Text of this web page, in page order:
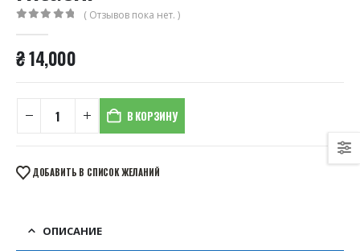
( Отзывов пока нет. )
₴14,000
В КОРЗИНУ
ДОБАВИТЬ В СПИСОК ЖЕЛАНИЙ
ОПИСАНИЕ